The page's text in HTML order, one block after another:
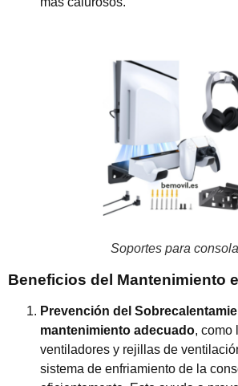
Soportes para
Beneficios del Mantenimiento
Prevención del
mantenimiento adecuado, como
ventiladores y rejillas de
sistema de enfriamiento de la